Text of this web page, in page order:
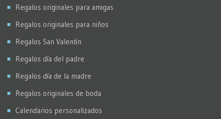
Regalos originales para amigas
Regalos originales para niños
Regalos San Valentín
Regalos día del padre
Regalos día de la madre
Regalos originales de boda
Calendarios personalizados